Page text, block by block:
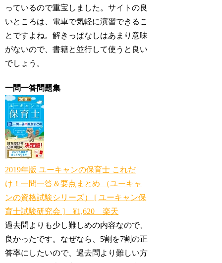
っているので重宝しました。サイトの良
いところは、電車で気軽に演習できるこ
とですよね。解きっぱなしはあまり意味
がないので、書籍と並行して使うと良い
でしょう。
一問一答問題集
2019年版 ユーキャンの保育士 これだ
け！一問一答＆要点まとめ （ユーキャ
ンの資格試験シリーズ） [ ユーキャン保
育士試験研究会 ] ¥1,620 楽天
過去問よりも少し難しめの内容なので、
良かったです。なぜなら、5割を7割の正
答率にしたいので、過去問より難しい方